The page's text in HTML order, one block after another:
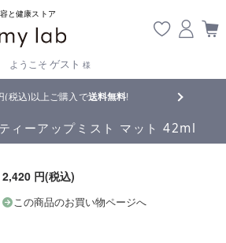
と健康ストア
ようこそ ゲスト 様
(税込)以上ご購入で送料無料! 【重要】
ィーアップミスト マット 42ml
2,420 円(税込)
この商品のお買い物ページへ